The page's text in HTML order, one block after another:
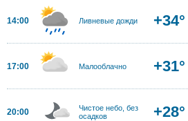
14:00 Ливневые дожди +34°
17:00 Малооблачно +31°
20:00
Чистое небо, без
осадков
+28°